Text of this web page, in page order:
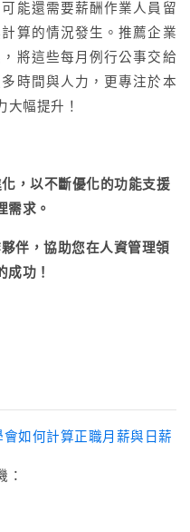
能還需要薪酬作業人員留
算的情況發生。推薦企業
將這些每月例行公事交給
時間與人力，更專注於本
大幅提升！
，以不斷優化的功能支援
需求。
伴，協助您在人資管理領
成功！
如何計算正職月薪與日薪
：